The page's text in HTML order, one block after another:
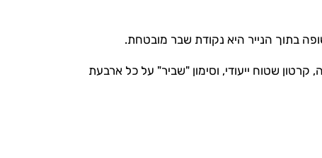
בתוך הנייר היא נקודת שבר מובטחת.
שטוח ייעודי, וסימון "שביר" על כל ארבעת